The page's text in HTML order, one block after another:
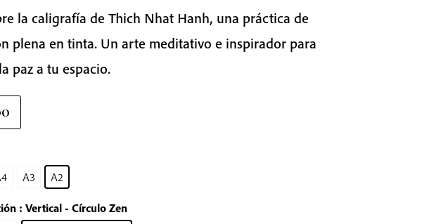
la caligrafía de Thich Nhat Hanh, una práctica de
plena en tinta. Un arte meditativo e inspirador para
paz a tu espacio.
A3 A2
: Vertical - Círculo Zen